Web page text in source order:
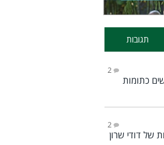
תגובות
2
כתומות
2
של דודי שרון